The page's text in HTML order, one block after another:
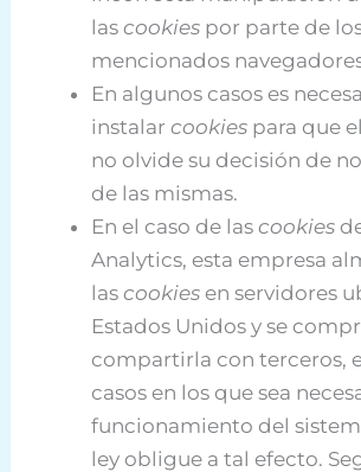
lascookies por parte de
mencionados
En algunos casos es
instalarcookies para que
no olvide su decisión de
de las mismas.
En el caso de lascookies
Analytics, esta empresa
lascookies en servidores
Estados Unidos y se
compartirla con terceros,
casos en los que sea
funcionamiento del
ley obligue a tal efecto.